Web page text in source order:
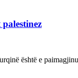
është e